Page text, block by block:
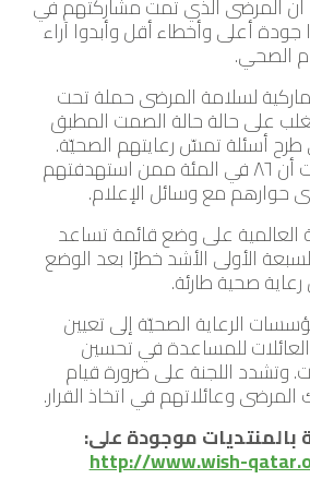
الشمالية في عام ٢٠١١ أن المرضى الذي تمت مشاركتهم في
أعلى وأخطاء أقل وأبدوا آراء
الصحي.
لسلامة المرضى حملة تحت
على حالة حالة الصمت المطبق
أسئلة تمسّ رعايتهم الصحيّة.
وأثبتت إحدى الدراسات أن ٨٦ في المئة ممن استهدفتهم
حوارهم مع وسائل الإعلام.
على وضع قائمة تساعد
الأولى الأشد خطرًا بعد الوضع
صحية طارئة.
الرعاية الصحيّة إلى تعيين
للمساعدة في تحسين
وتشدد اللجنة على ضرورة قيام
المرضى وعائلاتهم في اتخاذ القرار.
http://www.wish-